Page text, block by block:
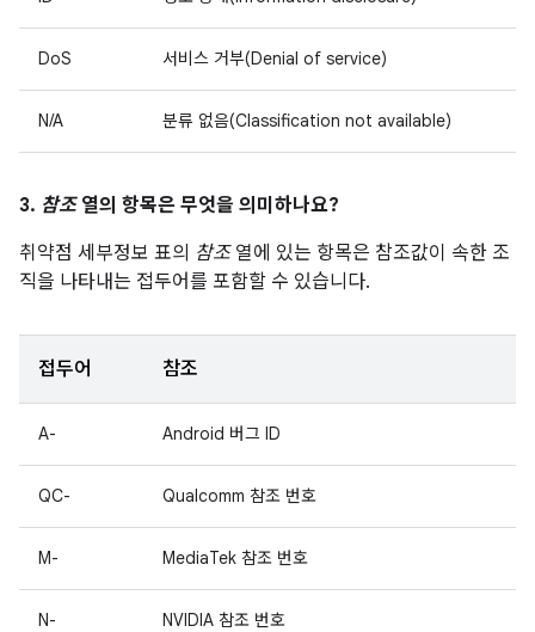
DoS 서비스 거부(Denial of service)
N/A 분류 없음(Classification not available)
3. 참조열의 항목은 무엇을 의미하나요?
취약점 세부정보 표의 참조열에 있는 항목은 참조값이 속한 조
직을 나타내는 접두어를 포함할 수 있습니다.
접두어 참조
A- Android 버그 ID
QC- Qualcomm 참조 번호
M- MediaTek 참조 번호
N- NVIDIA 참조 번호